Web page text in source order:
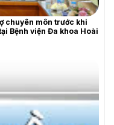
chuyên môn trước khi
Bệnh viện Đa khoa Hoài